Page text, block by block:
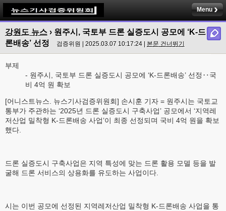
Menu
강원도 뉴스 › 원주시, 국토부 드론 실증도시 공모에 ‘K-드
론배송’ 선정
검증위원 | 2025.03.07 10:17:24 | 본문 건너뛰기
부제
- 원주시, 국토부 드론 실증도시 공모에 ‘K-드론배송’ 선정‥국
비 4억 원 확보
[어니스트뉴스. 뉴스기사검증위원회] 손시훈 기자 = 원주시는 국토교
통부가 주관하는 ‘2025년 드론 실증도시 구축사업’ 공모에서 ‘지역레
저산업 밀착형 K-드론배송 사업’이 최종 선정되며 국비 4억 원을 확보
했다.
드론 실증도시 구축사업은 지역 특성에 맞는 드론 활용 모델 등을 발
굴해 드론 서비스의 상용화를 유도하는 사업이다.
시는 이번 공모에 선정된 지역레저산업 밀착형 K-드론배송 사업을 통